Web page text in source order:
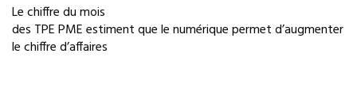
Le chiffre du mois
des TPE PME estiment que le numérique permet d’augmenter
le chiffre d’affaires